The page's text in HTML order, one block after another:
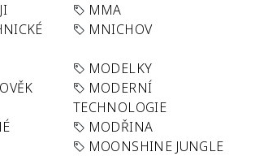
MMA
MNICHOV
MODELKY
MODERNÍ
TECHNOLOGIE
MODŘINA
MOONSHINE JUNGLE